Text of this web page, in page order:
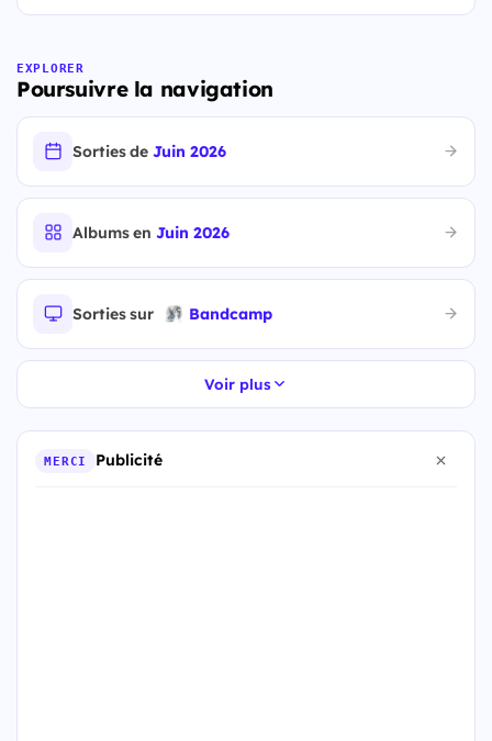
EXPLORER
Poursuivre la navigation
Sorties deJuin 2026
Albums enJuin 2026
Sorties sur Bandcamp
Voir plus
MERCI Publicité